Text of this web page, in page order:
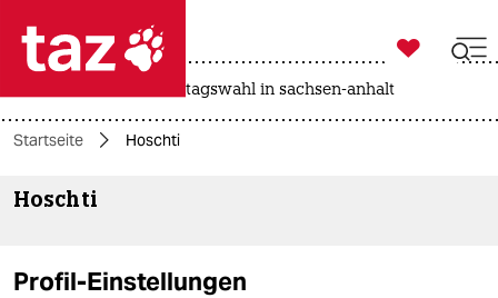
 taz zahl ich
themen

taz zahl ich
landtagswahl in sachsen-anhalt
Startseite Hoschti
Hoschti
Profil-Einstellungen